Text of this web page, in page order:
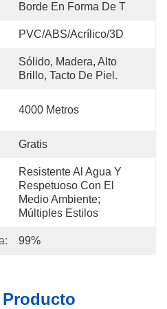
Borde En Forma De T
PVC/ABS/Acrílico/3D
Sólido, Madera, Alto
Brillo, Tacto De Piel.
4000 Metros
Gratis
Resistente Al Agua Y
Respetuoso Con El
Medio Ambiente;
Múltiples Estilos
99%